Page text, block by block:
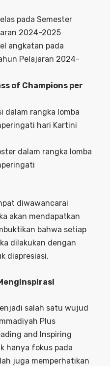
pada Semester
2024-2025
angkatan pada
Pelajaran 2024-
of Champions per
dalam rangka lomba
hari Kartini
dalam rangka lomba
diwawancarai
akan mendapatkan
bahwa setiap
dilakukan dengan
diapresiasi.
salah satu wujud
Plus
and Inspiring
hanya fokus pada
juga memperhatikan